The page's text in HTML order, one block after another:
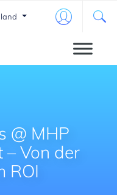
@ MHP
Von der
ROI